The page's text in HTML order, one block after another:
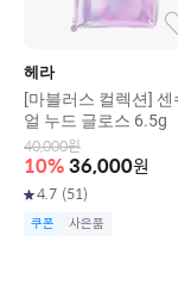
헤라
[마블러스 컬렉션] 센
얼 누드 글로스 6.5g
40,000원
10% 36,000원
4.7 (51)
쿠폰 사은품